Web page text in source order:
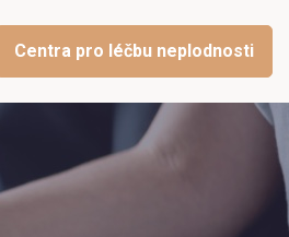
Centra pro léčbu neplodnosti